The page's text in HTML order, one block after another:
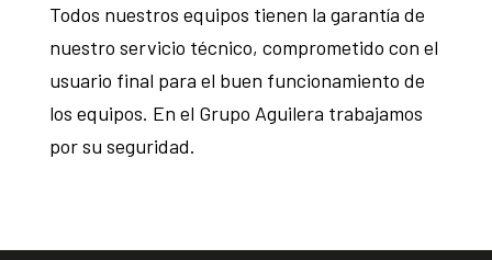
Todos nuestros equipos tienen la garantía de
nuestro servicio técnico, comprometido con el
usuario final para el buen funcionamiento de
los equipos. En el Grupo Aguilera trabajamos
por su seguridad.